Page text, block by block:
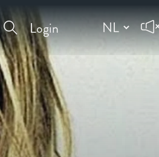
Login